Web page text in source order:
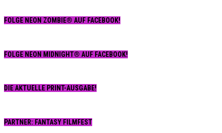
FOLGE NEON ZOMBIE® AUF FACEBOOK!
FOLGE NEON MIDNIGHT® AUF FACEBOOK!
DIE AKTUELLE PRINT-AUSGABE!
PARTNER: FANTASY FILMFEST